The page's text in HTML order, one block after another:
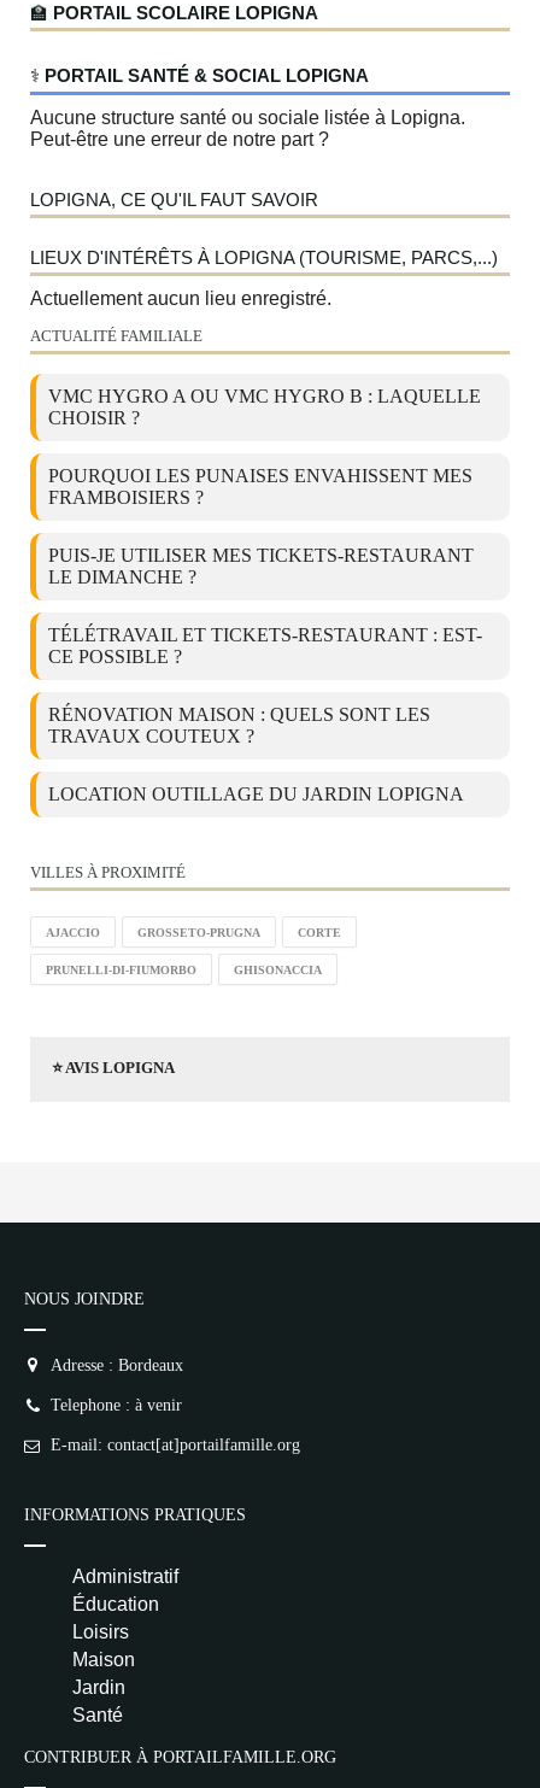
🏫 PORTAIL SCOLAIRE LOPIGNA
‍⚕️ PORTAIL SANTÉ & SOCIAL LOPIGNA
Aucune structure santé ou sociale listée à Lopigna.
Peut-être une erreur de notre part ?
LOPIGNA, CE QU'IL FAUT SAVOIR
LIEUX D'INTÉRÊTS À LOPIGNA (TOURISME, PARCS,...)
Actuellement aucun lieu enregistré.
ACTUALITÉ FAMILIALE
VMC HYGRO A OU VMC HYGRO B : LAQUELLE
CHOISIR ?
POURQUOI LES PUNAISES ENVAHISSENT MES
FRAMBOISIERS ?
PUIS-JE UTILISER MES TICKETS-RESTAURANT
LE DIMANCHE ?
TÉLÉTRAVAIL ET TICKETS-RESTAURANT : EST-
CE POSSIBLE ?
RÉNOVATION MAISON : QUELS SONT LES
TRAVAUX COUTEUX ?
LOCATION OUTILLAGE DU JARDIN LOPIGNA
VILLES À PROXIMITÉ
AJACCIO GROSSETO-PRUGNA CORTE
PRUNELLI-DI-FIUMORBO GHISONACCIA
⭐ AVIS LOPIGNA
NOUS JOINDRE
Adresse : Bordeaux
Telephone : à venir
E-mail: contact[at]portailfamille.org
INFORMATIONS PRATIQUES
Administratif
Éducation
Loisirs
Maison
Jardin
Santé
CONTRIBUER À PORTAILFAMILLE.ORG